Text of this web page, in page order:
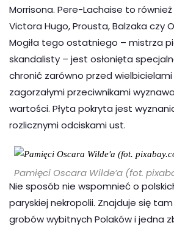
Morrisona. Pere-Lachaise to
Victora Hugo, Prousta, Balzaka czy
Mogiła tego ostatniego – mistrza
skandalisty – jest osłonięta
chronić zarówno przed
zagorzałymi przeciwnikami
wartości. Płyta pokryta jest
rozlicznymi odciskami ust.
Pamięci Oscara Wilde’a (fot.
Nie sposób nie wspomnieć o
paryskiej nekropolii. Znajduje się
grobów wybitnych Polaków i jedna